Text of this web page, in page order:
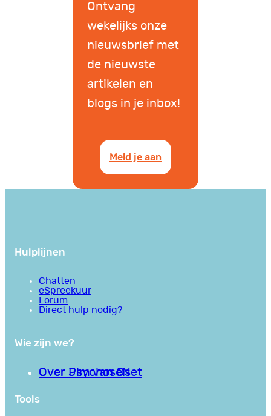
Ontvang
wekelijks onze
nieuwsbrief met
de nieuwste
artikelen en
blogs in je inbox!
Meld je aan
Hulplijnen
Chatten
eSpreekuur
Forum
Direct hulp nodig?
Wie zijn we?
Over PsychoseNet
Over Jim van Os
Tools